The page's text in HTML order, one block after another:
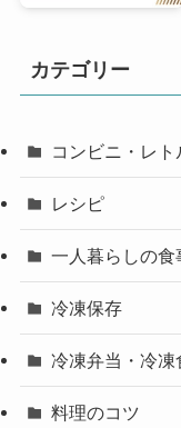
カテゴリー
コンビニ・レト
レシピ
一人暮らしの食
冷凍保存
冷凍弁当・冷凍
料理のコツ